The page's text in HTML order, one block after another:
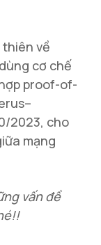
về
cơ chế
proof-of-
2023, cho
mạng
vấn đề